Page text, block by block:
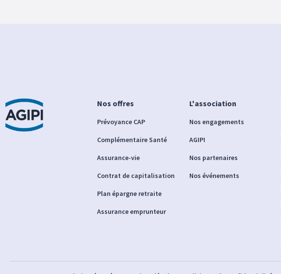
Nos offres
Prévoyance CAP
Complémentaire Santé
Assurance-vie
Contrat de capitalisation
Plan épargne retraite
Assurance emprunteur
L'association
Nos engagements
AGIPI
Nos partenaires
Nos événements